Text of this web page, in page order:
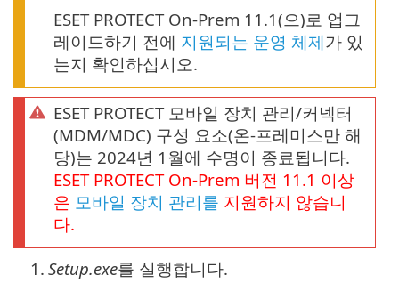
ESET PROTECT On-Prem 11.1(으)로 업그
레이드하기 전에 지원되는 운영 체제가 있
는지 확인하십시오.
ESET PROTECT 모바일 장치 관리/커넥터
(MDM/MDC) 구성 요소(온-프레미스만 해
당)는 2024년 1월에 수명이 종료됩니다.
ESET PROTECT On-Prem 버전 11.1 이상
은 모바일 장치 관리를 지원하지 않습니
다.
1. Setup.exe를 실행합니다.